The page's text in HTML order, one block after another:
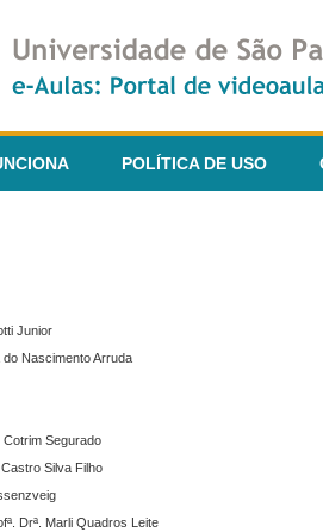
POLÍTICA DE USO
Junior
do Nascimento Arruda
Segurado
Silva Filho
Drª. Marli Quadros Leite